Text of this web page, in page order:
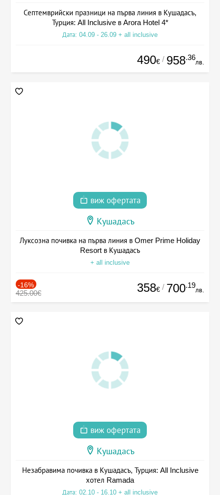
Септемврийски празници на първа линия в Кушадасъ,
Турция: All Inclusive в Arora Hotel 4*
Дата: 04.09 - 26.09 + all inclusive
490€ / 958.36
лв.
виж офертата
Кушадасъ
Луксозна почивка на първа линия в Omer Prime Holiday
Resort в Кушадасъ
+ all inclusive
-16%
425.00€ 358€ / 700.19
лв.
виж офертата
Кушадасъ
Незабравима почивка в Кушадасъ, Турция: All Inclusive
хотел Ramada
Дата: 02.10 - 16.10 + all inclusive